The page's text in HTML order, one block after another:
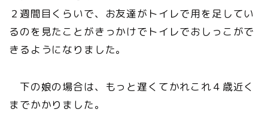
２週間目くらいで、お友達がトイレで用を足してい
るのを見たことがきっかけでトイレでおしっこがで
きるようになりました。
下の娘の場合は、もっと遅くてかれこれ４歳近く
までかかりました。